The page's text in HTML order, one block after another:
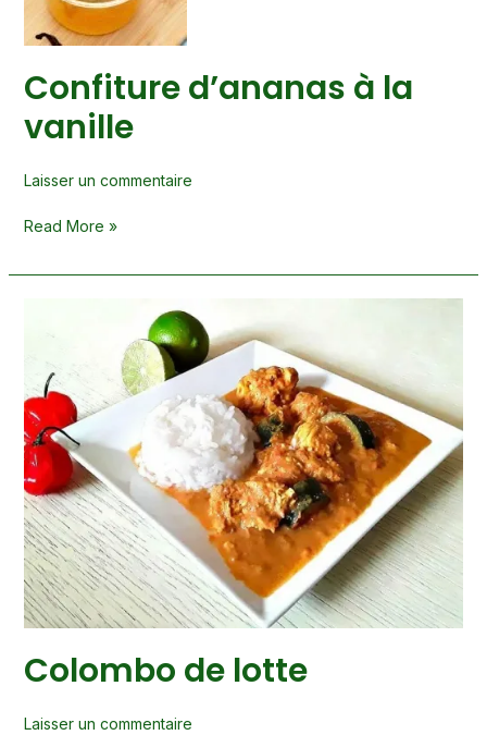
Confiture d’ananas à la
vanille
Laisser un commentaire
Read More »
Colombo de lotte
Laisser un commentaire